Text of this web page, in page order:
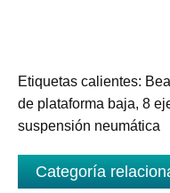
Etiquetas calientes:
de plataforma baja, 8
suspensión neumática
Categoría